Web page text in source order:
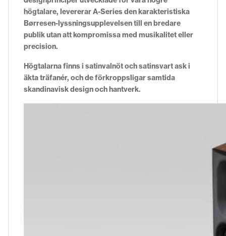
högtalare, levererar A-Series den karakteristiska
Børresen-lyssningsupplevelsen till en bredare
publik utan att kompromissa med musikalitet eller
precision.
Högtalarna finns i satinvalnöt och satinsvart ask i
äkta träfanér, och de förkroppsligar samtida
skandinavisk design och hantverk.